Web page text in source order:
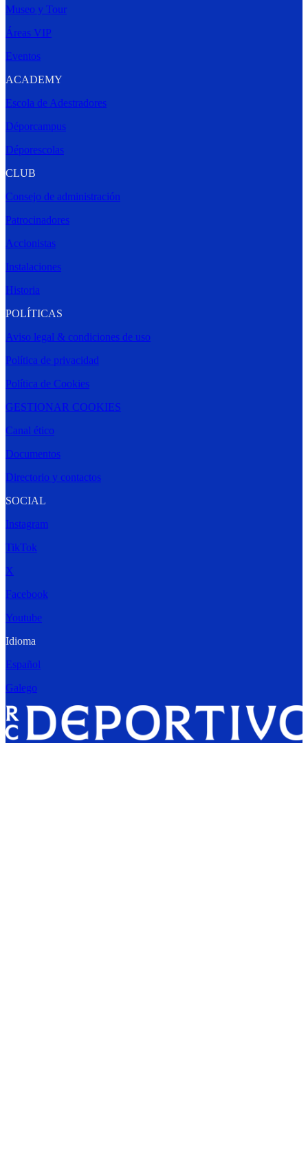
Museo y Tour
Áreas VIP
Eventos
ACADEMY
Escola de Adestradores
Déporcampus
Déporescolas
CLUB
Consejo de administración
Patrocinadores
Accionistas
Instalaciones
Historia
POLÍTICAS
Aviso legal & condiciones de uso
Política de privacidad
Política de Cookies
GESTIONAR COOKIES
Canal ético
Documentos
Directorio y contactos
SOCIAL
Instagram
TikTok
X
Facebook
Youtube
Idioma
Español
Galego